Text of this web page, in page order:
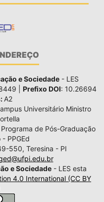
e Sociedade - LES
| Prefixo DOI: 10.26694
A2
Universitário Ministro
de Pós-Graduação
PPGEd
550, Teresina - PI
e Sociedade - LES esta
4.0 International (CC BY